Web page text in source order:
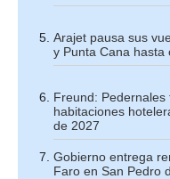
Arajet pausa sus
y Punta Cana hasta
Freund: Pedernales
habitaciones
de 2027
Gobierno entrega
Faro en San Pedro